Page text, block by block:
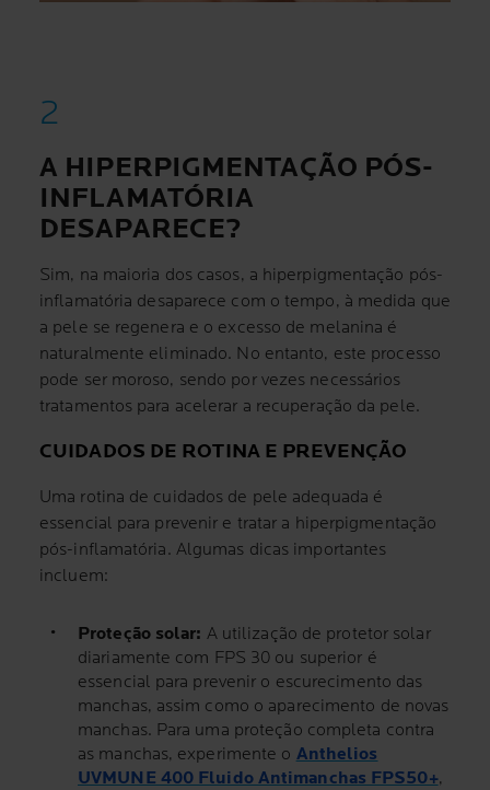
A HIPERPIGMENTAÇÃO PÓS-
INFLAMATÓRIA
DESAPARECE?
Sim, na maioria dos casos, a hiperpigmentação pós-
inflamatória desaparece com o tempo, à medida que
a pele se regenera e o excesso de melanina é
naturalmente eliminado. No entanto, este processo
pode ser moroso, sendo por vezes necessários
tratamentos para acelerar a recuperação da pele.
CUIDADOS DE ROTINA E PREVENÇÃO
Uma rotina de cuidados de pele adequada é
essencial para prevenir e tratar a hiperpigmentação
pós-inflamatória. Algumas dicas importantes
incluem:
Proteção solar: A utilização de protetor solar
diariamente com FPS 30 ou superior é
essencial para prevenir o escurecimento das
manchas, assim como o aparecimento de novas
manchas. Para uma proteção completa contra
as manchas, experimente o Anthelios
UVMUNE 400 Fluido Antimanchas FPS50+,